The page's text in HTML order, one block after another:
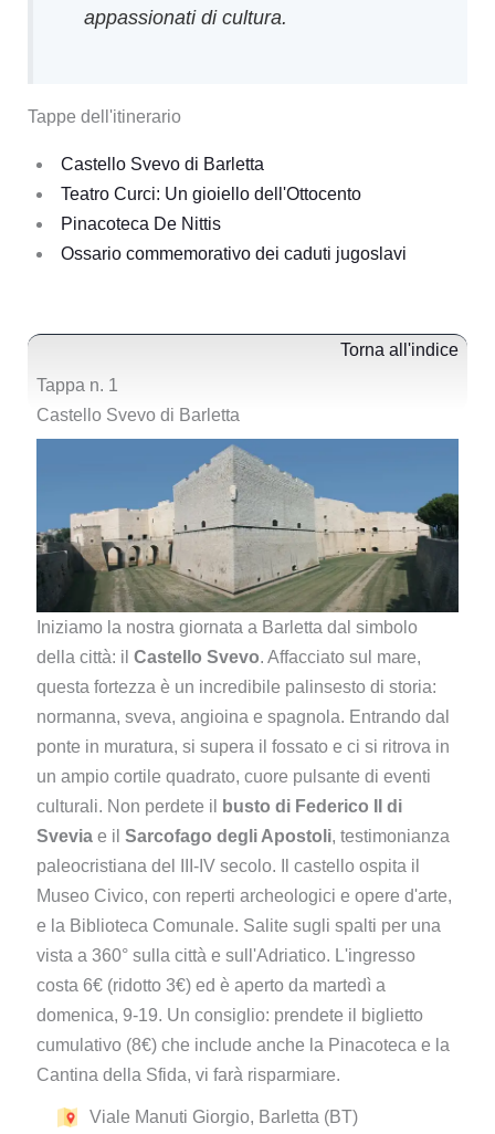
appassionati di cultura.
Tappe dell'itinerario
Castello Svevo di Barletta
Teatro Curci: Un gioiello dell'Ottocento
Pinacoteca De Nittis
Ossario commemorativo dei caduti jugoslavi
Tappa n. 1
Torna all'indice
Castello Svevo di Barletta
Iniziamo la nostra giornata a Barletta dal simbolo
della città: il Castello Svevo. Affacciato sul mare,
questa fortezza è un incredibile palinsesto di storia:
normanna, sveva, angioina e spagnola. Entrando dal
ponte in muratura, si supera il fossato e ci si ritrova in
un ampio cortile quadrato, cuore pulsante di eventi
culturali. Non perdete il
busto di Federico II di
Sveviae il Sarcofago degli Apostoli, testimonianza
paleocristiana del III-IV secolo. Il castello ospita il
Museo Civico, con reperti archeologici e opere d'arte,
e la Biblioteca Comunale. Salite sugli spalti per una
vista a 360° sulla città e sull'Adriatico. L'ingresso
costa 6€ (ridotto 3€) ed è aperto da martedì a
domenica, 9-19. Un consiglio: prendete il biglietto
cumulativo (8€) che include anche la Pinacoteca e la
Cantina della Sfida, vi farà risparmiare.
Viale Manuti Giorgio, Barletta (BT)